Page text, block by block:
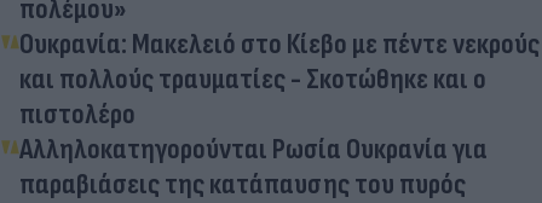
πολέμου»
Ουκρανία: Μακελειό στο Κίεβο με πέντε νεκρούς
και πολλούς τραυματίες - Σκοτώθηκε και ο
πιστολέρο
Αλληλοκατηγορούνται Ρωσία Ουκρανία για
παραβιάσεις της κατάπαυσης του πυρός